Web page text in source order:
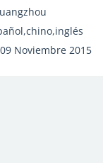
Noviembre 2015